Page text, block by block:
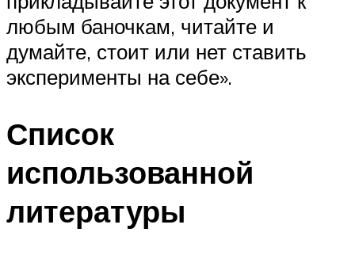
любым баночкам, читайте и
думайте, стоит или нет ставить
эксперименты на себе».
Список
использованной
литературы